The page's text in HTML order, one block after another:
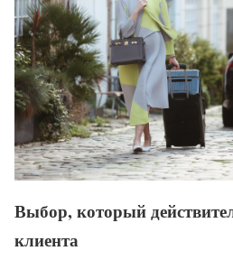
Выбор, который
клиента